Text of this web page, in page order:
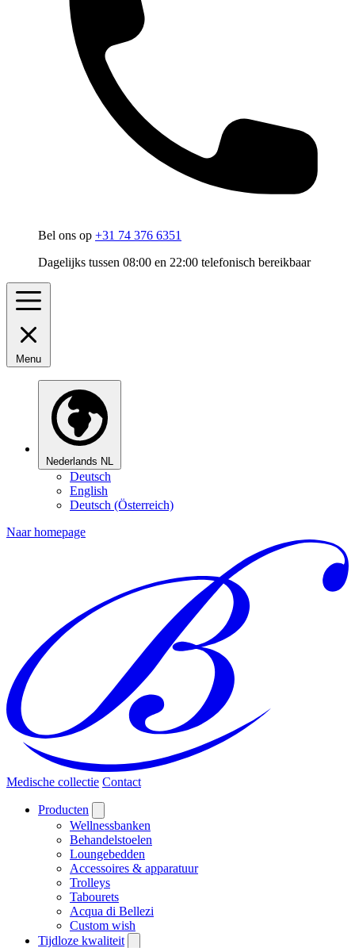
Bel ons op +31 74 376 6351
Dagelijks tussen 08:00 en 22:00 telefonisch bereikbaar
Menu
Nederlands NL
Deutsch
English
Deutsch (Österreich)
Naar homepage
Medische collectie Contact
Producten
Wellnessbanken
Behandelstoelen
Loungebedden
Accessoires & apparatuur
Trolleys
Tabourets
Acqua di Bellezi
Custom wish
Tijdloze kwaliteit